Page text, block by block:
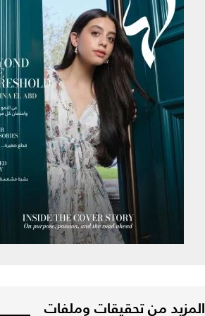
المزيد من تحقيقات وملفات